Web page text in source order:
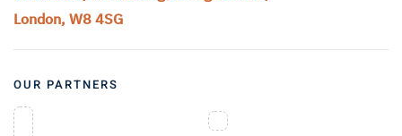
London, W8 4SG
OUR PARTNERS